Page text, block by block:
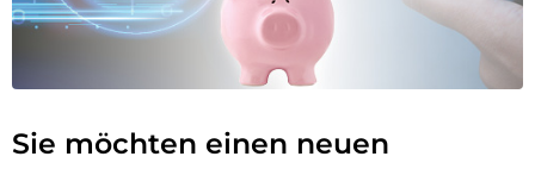
Sie möchten einen neuen